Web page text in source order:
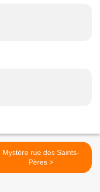
Mystère rue des Saints-
Pères >